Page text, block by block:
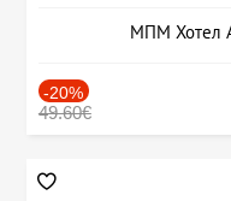
МПМ Хотел
-20%
49.60€